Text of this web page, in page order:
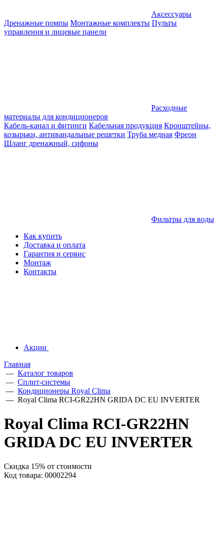
Аксессуары
Дренажные помпы Монтажные комплекты Пульты
управления и лицевые панели
Расходные
материалы для кондиционеров
Кабель-канал и фитинги Кабельная продукция Кронштейны,
козырьки, антивандальные решетки Труба медная Фреон
Шланг дренажный, сифоны
Фильтры для воды
Как купить
Доставка и оплата
Гарантия и сервис
Монтаж
Контакты
Акции
Главная
— Каталог товаров
— Сплит-системы
— Кондиционеры Royal Clima
— Royal Clima RCI-GR22HN GRIDA DC EU INVERTER
Royal Clima RCI-GR22HN
GRIDA DC EU INVERTER
Скидка 15% от стоимости
Код товара: 00002294